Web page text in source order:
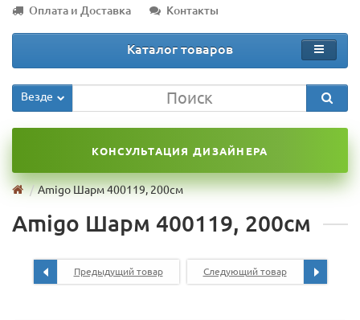
Оплата и Доставка
Контакты
Каталог товаров
Везде
КОНСУЛЬТАЦИЯ ДИЗАЙНЕРА
Amigo Шарм 400119, 200см
Amigo Шарм 400119, 200см
Предыдущий товар Следующий товар